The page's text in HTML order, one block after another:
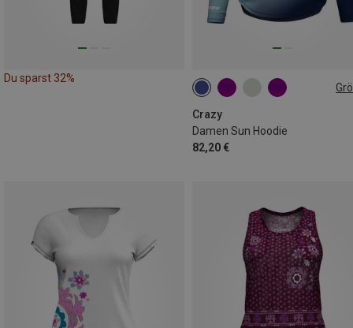
Du sparst 32%
Crazy
Damen Sun Hoodie
82,20 €
XS